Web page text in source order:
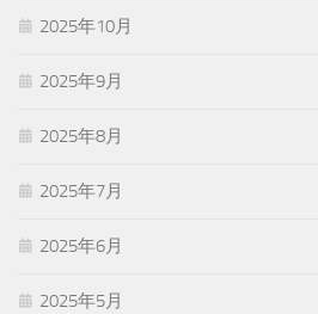
2025年10月
2025年9月
2025年8月
2025年7月
2025年6月
2025年5月